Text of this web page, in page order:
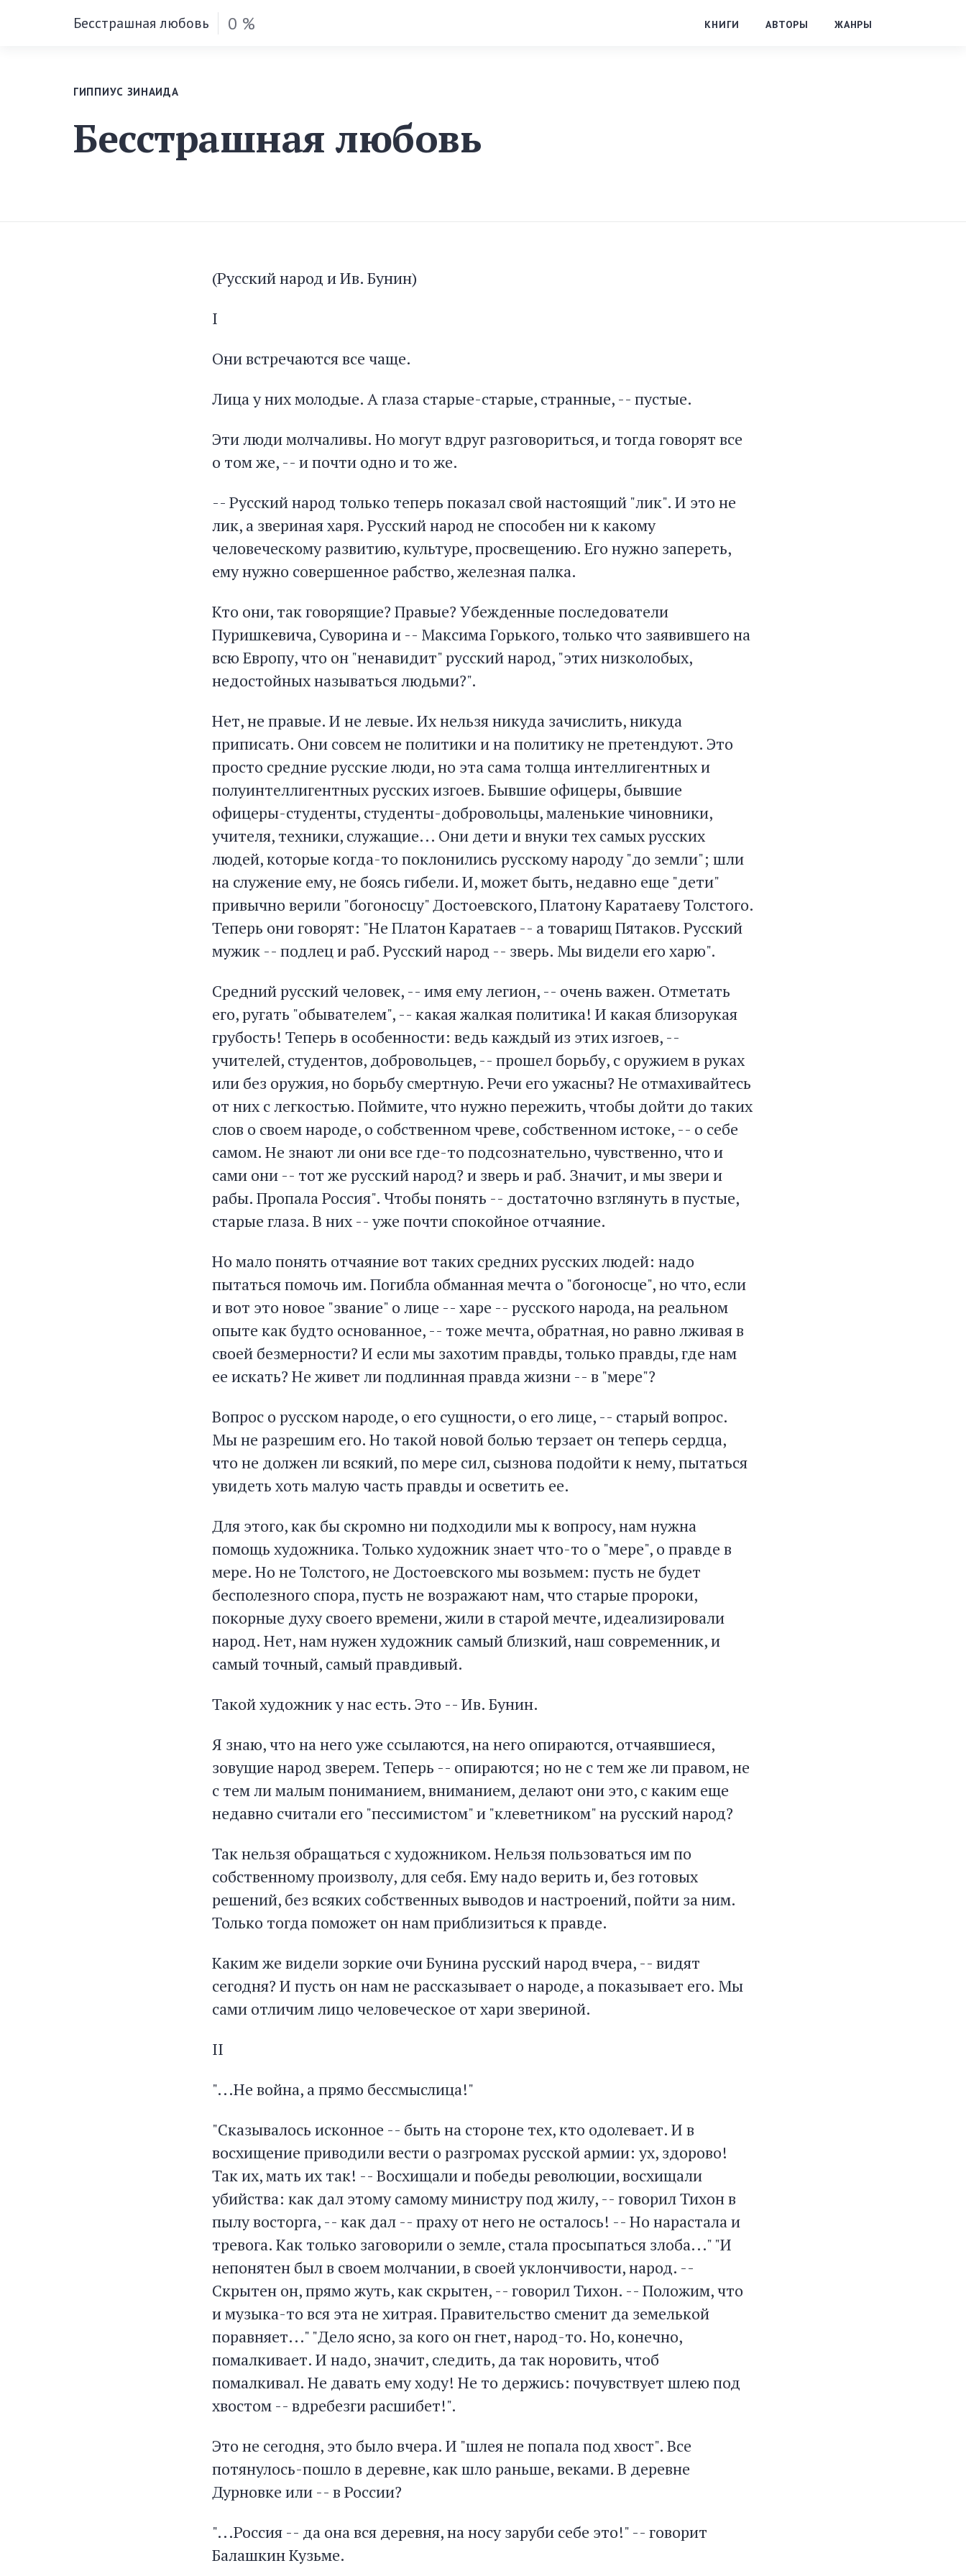
Бесстрашная любовь 0 % КНИГИ АВТОРЫ ЖАНРЫ
ГИППИУС ЗИНАИДА
Бесстрашная любовь
(Русский народ и Ив. Бунин)
I
Они встречаются все чаще.
Лица у них молодые. А глаза старые-старые, странные, -- пустые.
Эти люди молчаливы. Но могут вдруг разговориться, и тогда говорят все
о том же, -- и почти одно и то же.
-- Русский народ только теперь показал свой настоящий "лик". И это не
лик, а звериная харя. Русский народ не способен ни к какому
человеческому развитию, культуре, просвещению. Его нужно запереть,
ему нужно совершенное рабство, железная палка.
Кто они, так говорящие? Правые? Убежденные последователи
Пуришкевича, Суворина и -- Максима Горького, только что заявившего на
всю Европу, что он "ненавидит" русский народ, "этих низколобых,
недостойных называться людьми?".
Нет, не правые. И не левые. Их нельзя никуда зачислить, никуда
приписать. Они совсем не политики и на политику не претендуют. Это
просто средние русские люди, но эта сама толща интеллигентных и
полуинтеллигентных русских изгоев. Бывшие офицеры, бывшие
офицеры-студенты, студенты-добровольцы, маленькие чиновники,
учителя, техники, служащие... Они дети и внуки тех самых русских
людей, которые когда-то поклонились русскому народу "до земли"; шли
на служение ему, не боясь гибели. И, может быть, недавно еще "дети"
привычно верили "богоносцу" Достоевского, Платону Каратаеву Толстого.
Теперь они говорят: "Не Платон Каратаев -- а товарищ Пятаков. Русский
мужик -- подлец и раб. Русский народ -- зверь. Мы видели его харю".
Средний русский человек, -- имя ему легион, -- очень важен. Отметать
его, ругать "обывателем", -- какая жалкая политика! И какая близорукая
грубость! Теперь в особенности: ведь каждый из этих изгоев, --
учителей, студентов, добровольцев, -- прошел борьбу, с оружием в руках
или без оружия, но борьбу смертную. Речи его ужасны? Не отмахивайтесь
от них с легкостью. Поймите, что нужно пережить, чтобы дойти до таких
слов о своем народе, о собственном чреве, собственном истоке, -- о себе
самом. Не знают ли они все где-то подсознательно, чувственно, что и
сами они -- тот же русский народ? и зверь и раб. Значит, и мы звери и
рабы. Пропала Россия". Чтобы понять -- достаточно взглянуть в пустые,
старые глаза. В них -- уже почти спокойное отчаяние.
Но мало понять отчаяние вот таких средних русских людей: надо
пытаться помочь им. Погибла обманная мечта о "богоносце", но что, если
и вот это новое "звание" о лице -- харе -- русского народа, на реальном
опыте как будто основанное, -- тоже мечта, обратная, но равно лживая в
своей безмерности? И если мы захотим правды, только правды, где нам
ее искать? Не живет ли подлинная правда жизни -- в "мере"?
Вопрос о русском народе, о его сущности, о его лице, -- старый вопрос.
Мы не разрешим его. Но такой новой болью терзает он теперь сердца,
что не должен ли всякий, по мере сил, сызнова подойти к нему, пытаться
увидеть хоть малую часть правды и осветить ее.
Для этого, как бы скромно ни подходили мы к вопросу, нам нужна
помощь художника. Только художник знает что-то о "мере", о правде в
мере. Но не Толстого, не Достоевского мы возьмем: пусть не будет
бесполезного спора, пусть не возражают нам, что старые пророки,
покорные духу своего времени, жили в старой мечте, идеализировали
народ. Нет, нам нужен художник самый близкий, наш современник, и
самый точный, самый правдивый.
Такой художник у нас есть. Это -- Ив. Бунин.
Я знаю, что на него уже ссылаются, на него опираются, отчаявшиеся,
зовущие народ зверем. Теперь -- опираются; но не с тем же ли правом, не
с тем ли малым пониманием, вниманием, делают они это, с каким еще
недавно считали его "пессимистом" и "клеветником" на русский народ?
Так нельзя обращаться с художником. Нельзя пользоваться им по
собственному произволу, для себя. Ему надо верить и, без готовых
решений, без всяких собственных выводов и настроений, пойти за ним.
Только тогда поможет он нам приблизиться к правде.
Каким же видели зоркие очи Бунина русский народ вчера, -- видят
сегодня? И пусть он нам не рассказывает о народе, а показывает его. Мы
сами отличим лицо человеческое от хари звериной.
II
"...Не война, а прямо бессмыслица!"
"Сказывалось исконное -- быть на стороне тех, кто одолевает. И в
восхищение приводили вести о разгромах русской армии: ух, здорово!
Так их, мать их так! -- Восхищали и победы революции, восхищали
убийства: как дал этому самому министру под жилу, -- говорил Тихон в
пылу восторга, -- как дал -- праху от него не осталось! -- Но нарастала и
тревога. Как только заговорили о земле, стала просыпаться злоба..." "И
непонятен был в своем молчании, в своей уклончивости, народ. --
Скрытен он, прямо жуть, как скрытен, -- говорил Тихон. -- Положим, что
и музыка-то вся эта не хитрая. Правительство сменит да земелькой
поравняет..." "Дело ясно, за кого он гнет, народ-то. Но, конечно,
помалкивает. И надо, значит, следить, да так норовить, чтоб
помалкивал. Не давать ему ходу! Не то держись: почувствует шлею под
хвостом -- вдребезги расшибет!".
Это не сегодня, это было вчера. И "шлея не попала под хвост". Все
потянулось-пошло в деревне, как шло раньше, веками. В деревне
Дурновке или -- в России?
"...Россия -- да она вся деревня, на носу заруби себе это!" -- говорит
Балашкин Кузьме.